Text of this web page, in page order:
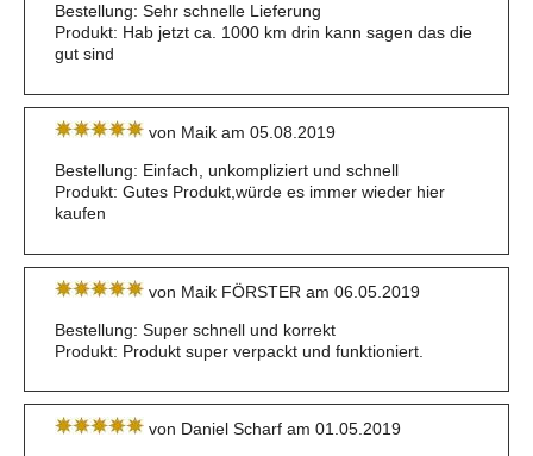
Bestellung: Sehr schnelle Lieferung
Produkt: Hab jetzt ca. 1000 km drin kann sagen das die
gut sind
von Maik am 05.08.2019
Bestellung: Einfach, unkompliziert und schnell
Produkt: Gutes Produkt,würde es immer wieder hier
kaufen
von Maik FÖRSTER am 06.05.2019
Bestellung: Super schnell und korrekt
Produkt: Produkt super verpackt und funktioniert.
von Daniel Scharf am 01.05.2019